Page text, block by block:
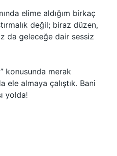
elime aldığım birkaç
değil; biraz düzen,
da geleceğe dair sessiz
konusunda merak
ele almaya çalıştık. Bani
yolda!